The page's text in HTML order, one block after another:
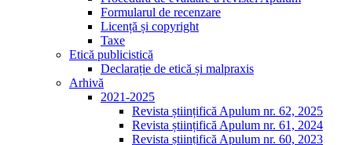
Formularul de recenzare
Licență și copyright
Taxe
Etică publicistică
Declarație de etică și malpraxis
Arhivă
2021-2025
Revista științifică Apulum nr. 62, 2025
Revista științifică Apulum nr. 61, 2024
Revista științifică Apulum nr. 60, 2023